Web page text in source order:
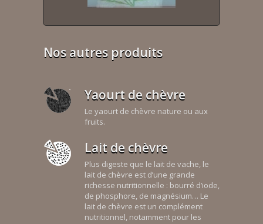
Nos autres produits
Yaourt de chèvre
Le yaourt de chèvre nature ou aux
fruits.
Lait de chèvre
Plus digeste que le lait de vache, le
lait de chèvre est d’une grande
richesse nutritionnelle : bourré d’iode,
de phosphore, de magnésium… Le
lait de chèvre est un complément
nutritionnel, notamment pour les